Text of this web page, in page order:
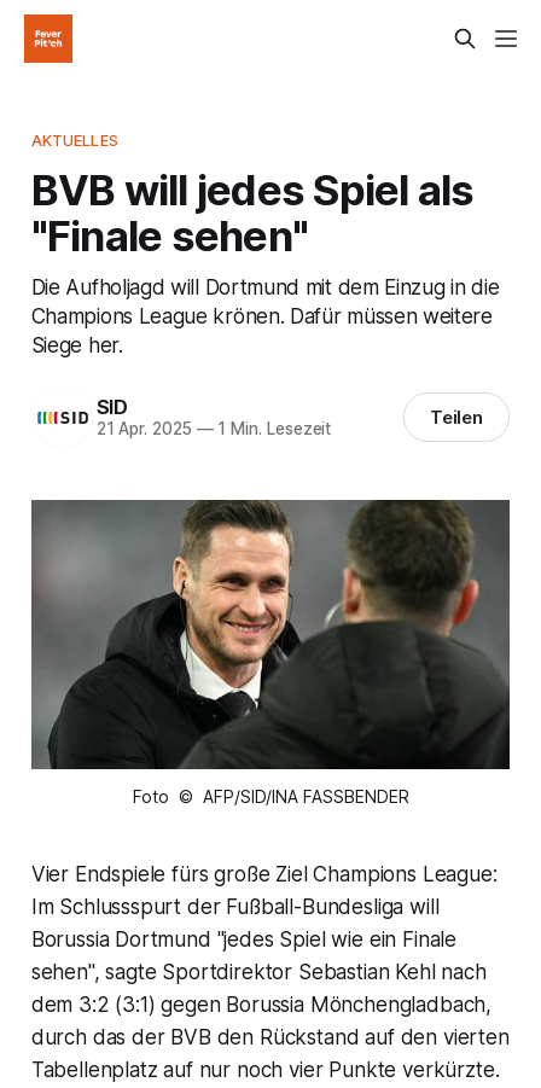
AKTUELLES
BVB will jedes Spiel als
"Finale sehen"
Die Aufholjagd will Dortmund mit dem Einzug in die
Champions League krönen. Dafür müssen weitere
Siege her.
SID
21 Apr. 2025 —1 Min. Lesezeit Teilen
Foto © AFP/SID/INA FASSBENDER
Vier Endspiele fürs große Ziel Champions League:
Im Schlussspurt der Fußball-Bundesliga will
Borussia Dortmund "jedes Spiel wie ein Finale
sehen", sagte Sportdirektor Sebastian Kehl nach
dem 3:2 (3:1) gegen Borussia Mönchengladbach,
durch das der BVB den Rückstand auf den vierten
Tabellenplatz auf nur noch vier Punkte verkürzte.